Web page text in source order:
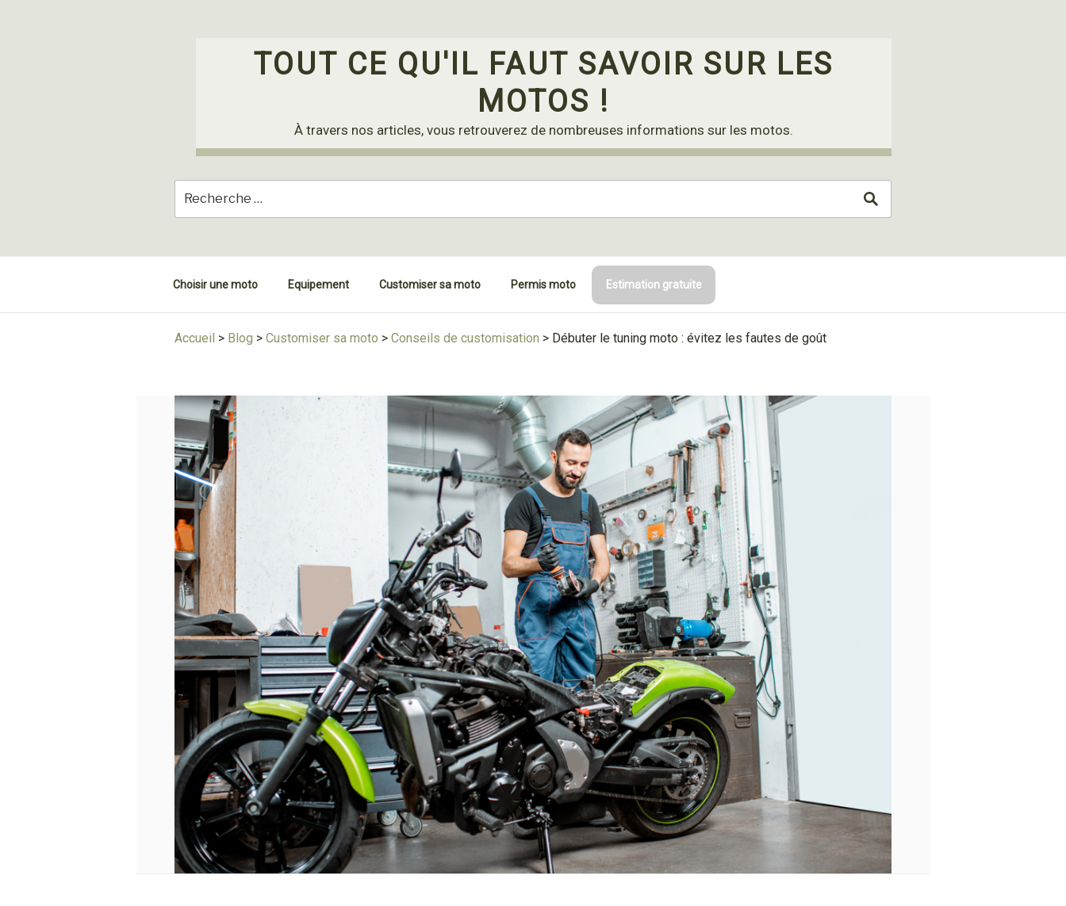
TOUT CE QU'IL FAUT SAVOIR SUR LES
MOTOS !
À travers nos articles, vous retrouverez de nombreuses informations sur les motos.
Choisir une moto Equipement Customiser sa moto Permis moto Estimation gratuite
Accueil > Blog > Customiser sa moto > Conseils de customisation > Débuter le tuning moto : évitez les fautes de goût